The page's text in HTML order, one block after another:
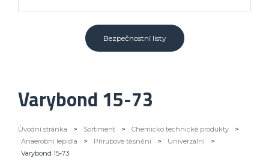
Bezpečnostní listy
Varybond 15-73
Úvodní stránka > Sortiment > Chemicko technické produkty
>
Anaerobní lepidla
> Přírubové těsnění > Univerzální
>
Varybond 15-73